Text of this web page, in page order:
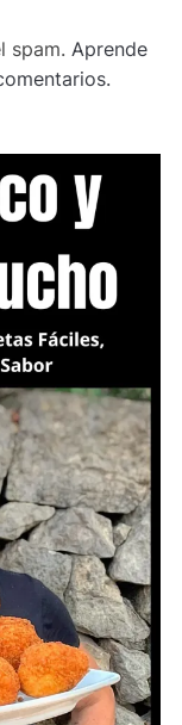
spam. Aprende